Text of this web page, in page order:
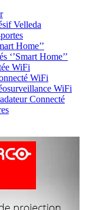
Velleda
Home’’
‘’Smart Home’’
WiFi
WiFi
WiFi
Connecté